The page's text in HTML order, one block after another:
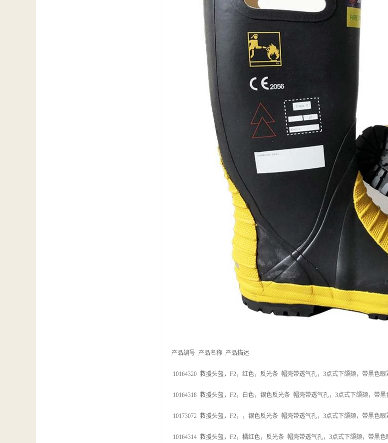
产品编号 产品名称 产品描述
10164320 救援头盔，F2，红色，反光条 帽壳带透气孔，3点式下颌颏，带黑色眼
10164318 救援头盔，F2，白色，银色反光条 帽壳带透气孔，3点式下颌颏，带黑
10173072 救援头盔，F2，，银色反光条 帽壳带透气孔，3点式下颌颏，带黑色眼
10164314 救援头盔，F2，橘红色，反光条 帽壳带透气孔，3点式下颌颏，带黑色